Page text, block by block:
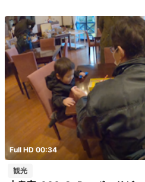
Full HD 00:34
観光